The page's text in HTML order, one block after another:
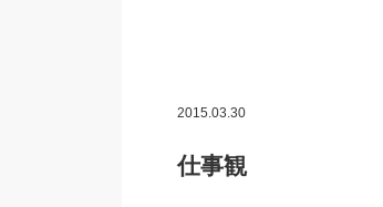
2015.03.30
仕事観